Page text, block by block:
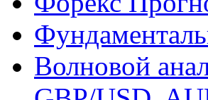
Волновой